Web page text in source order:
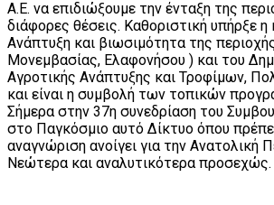
Α.Ε. να επιδιώξουμε την ένταξη της
διάφορες θέσεις. Καθοριστική υπήρξε
Ανάπτυξη και βιωσιμότητα της
Μονεμβασίας, Ελαφονήσου ) και του
Αγροτικής Ανάπτυξης και Τροφίμων,
και είναι η συμβολή των τοπικών
Σήμερα στην 37η συνεδρίαση του
στο Παγκόσμιο αυτό Δίκτυο όπου
αναγνώριση ανοίγει για την
Νεώτερα και αναλυτικότερα προσεχώς.